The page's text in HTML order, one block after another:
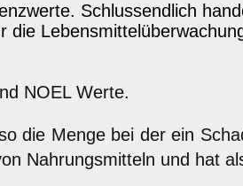
Schlussendlich
NOEL Werte.
die Menge bei der ein
Nahrungsmitteln und hat